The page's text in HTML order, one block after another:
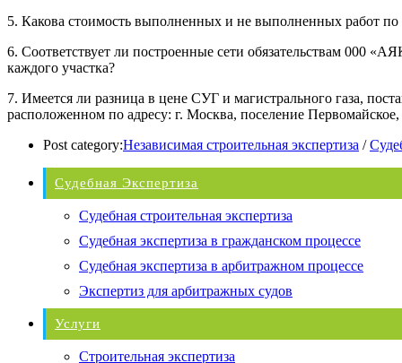
5. Какова стоимость выполненных и не выполненных работ
6. Соответствует ли построенные сети обязательствам 000
каждого участка?
7. Имеется ли разница в цене СУГ и магистрального газа,
расположенном по адресу: г. Москва, поселение
Post category:Независимая строительная экспертиза /
Судебная Экспертиза
Судебная строительная экспертиза
Судебная экспертиза в гражданском процессе
Судебная экспертиза в арбитражном процессе
Экспертиз для арбитражных судов
Услуги
Строительная экспертиза